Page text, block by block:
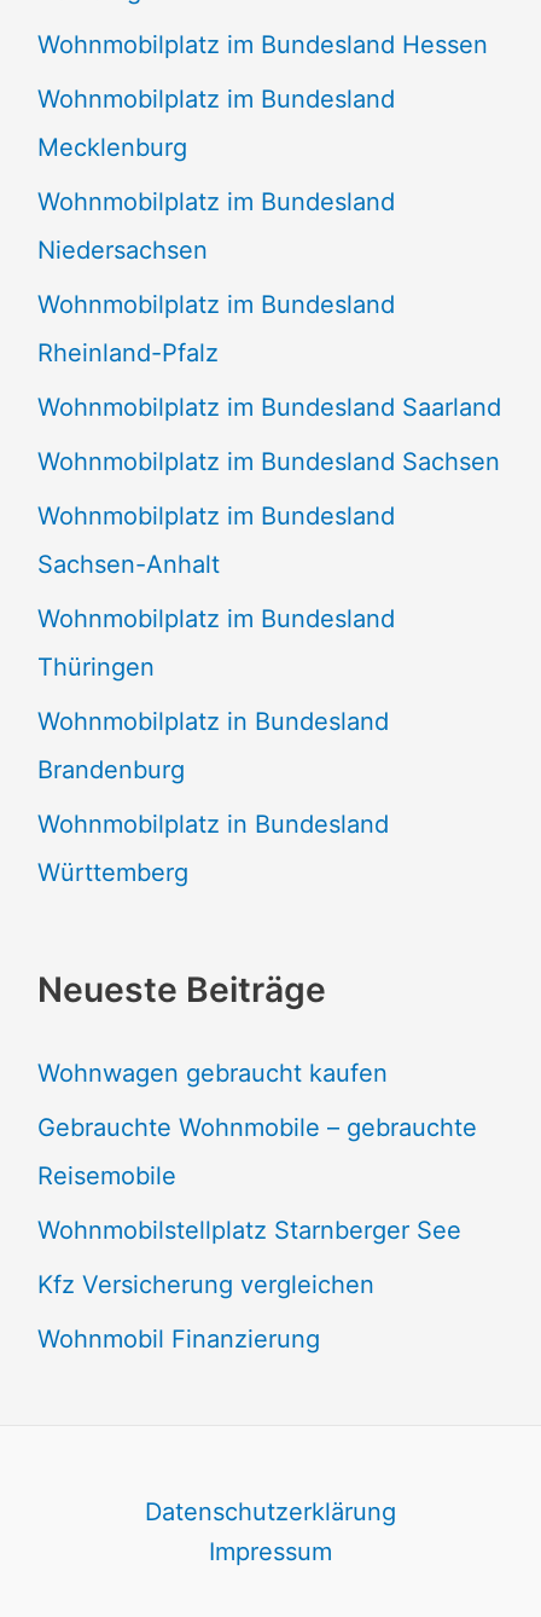
Wohnmobilplatz im Bundesland Hessen
Wohnmobilplatz im Bundesland
Mecklenburg
Wohnmobilplatz im Bundesland
Niedersachsen
Wohnmobilplatz im Bundesland
Rheinland-Pfalz
Wohnmobilplatz im Bundesland Saarland
Wohnmobilplatz im Bundesland Sachsen
Wohnmobilplatz im Bundesland
Sachsen-Anhalt
Wohnmobilplatz im Bundesland
Thüringen
Wohnmobilplatz in Bundesland
Brandenburg
Wohnmobilplatz in Bundesland
Württemberg
Neueste Beiträge
Wohnwagen gebraucht kaufen
Gebrauchte Wohnmobile – gebrauchte
Reisemobile
Wohnmobilstellplatz Starnberger See
Kfz Versicherung vergleichen
Wohnmobil Finanzierung
Datenschutzerklärung
Impressum